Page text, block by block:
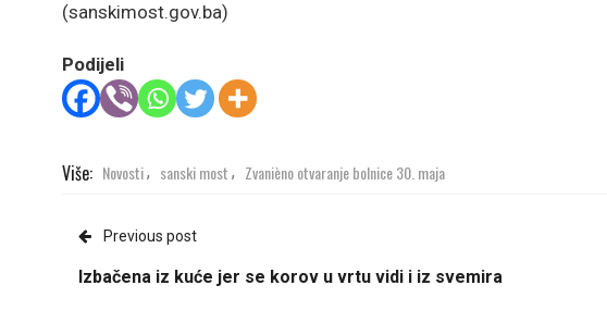
(sanskimost.gov.ba)
Podijeli
Više: Novosti, sanski most , Zvanièno otvaranje bolnice 30. maja
Previous post
Izbačena iz kuće jer se korov u vrtu vidi i iz svemira